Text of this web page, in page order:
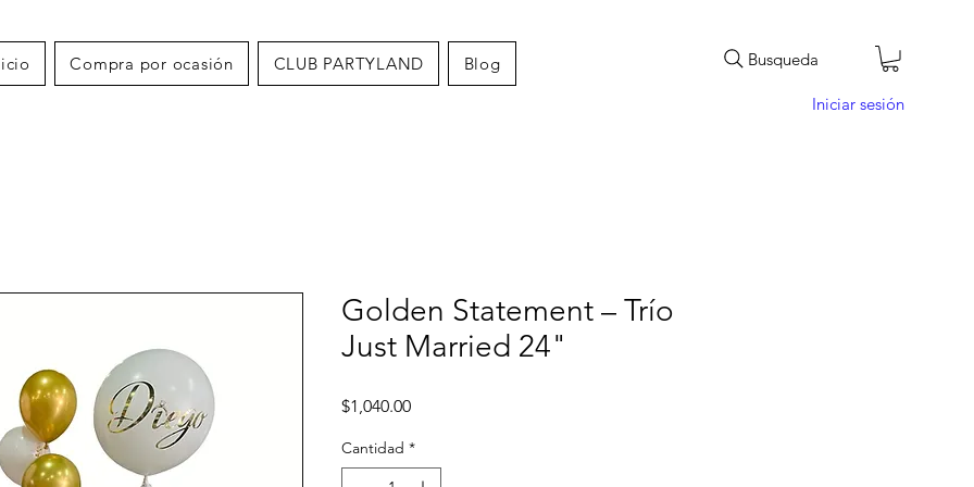
Compra por ocasión CLUB PARTYLAND Blog Busqueda
Iniciar sesión
Golden Statement – Trío
Just Married 24"
$1,040.00Precio
Cantidad *